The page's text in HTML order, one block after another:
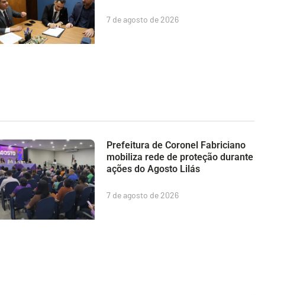
7 de agosto de 2026
Prefeitura de Coronel Fabriciano
mobiliza rede de proteção durante
ações do Agosto Lilás
7 de agosto de 2026